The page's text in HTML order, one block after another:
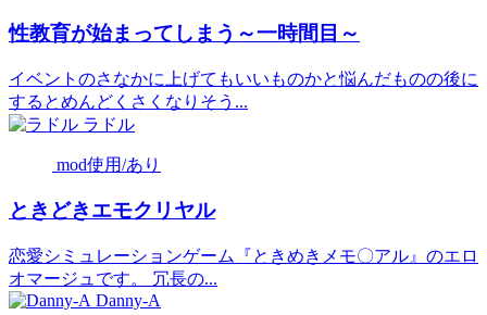
性教育が始まってしまう～一時間目～
イベントのさなかに上げてもいいものかと悩んだものの後に
するとめんどくさくなりそう...
ラドル
mod使用/あり
ときどきエモクリヤル
恋愛シミュレーションゲーム『ときめきメモ〇アル』のエロ
オマージュです。 冗長の...
Danny-A